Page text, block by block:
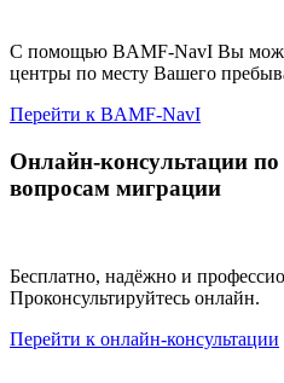
С помощью BAMF-NavI Вы
центры по месту Вашего
Перейти к BAMF-NavI
Онлайн-консультации по
вопросам миграции
Бесплатно, надёжно и
Проконсультируйтесь онлайн.
Перейти к онлайн-консультации